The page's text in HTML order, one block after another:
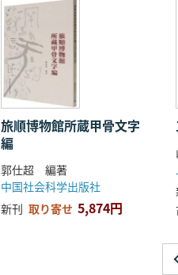
旅順博物館所蔵甲骨文字
編
郭仕超 編著
中国社会科学出版社
新刊 取り寄せ 5,874円